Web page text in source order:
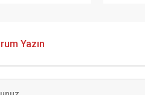
terör
deşifre
yönelik
PDY üyesi
Yazın